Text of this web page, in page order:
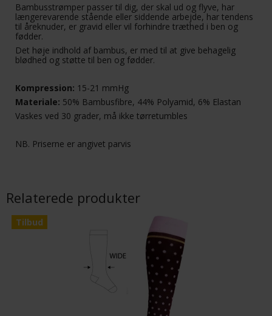
Bambusstrømper passer til dig, der skal ud og flyve, har
længerevarende stående eller siddende arbejde, har tendens
til åreknuder, er gravid eller vil forhindre træthed i ben og
fødder.
Det høje indhold af bambus, er med til at give behagelig
blødhed og støtte til ben og fødder.
Kompression: 15-21 mmHg
Materiale: 50% Bambusfibre, 44% Polyamid, 6% Elastan
Vaskes ved 30 grader, må ikke tørretumbles
NB. Priserne er angivet parvis
Relaterede produkter
Tilbud